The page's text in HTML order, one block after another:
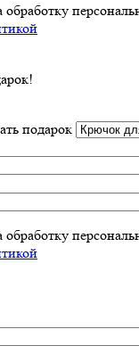
обработку
подарок
обработку